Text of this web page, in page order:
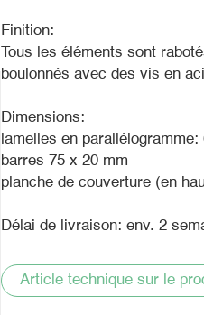
Finition:
Tous les éléments sont
boulonnés avec des vis en
Dimensions:
lamelles en parallélogramme:
barres 75 x 20 mm
planche de couverture (en
Délai de livraison: env. 2
Article technique sur le